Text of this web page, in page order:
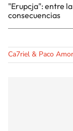
"Erupcja": entre
consecuencias
Ca7riel & Paco